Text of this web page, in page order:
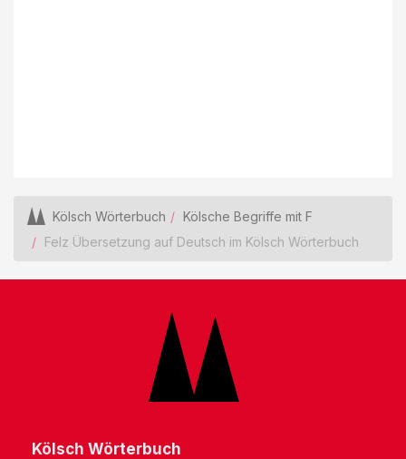
Kölsch Wörterbuch
Kölsche Begriffe mit F
Felz Übersetzung auf Deutsch im Kölsch Wörterbuch
Kölsch Wörterbuch